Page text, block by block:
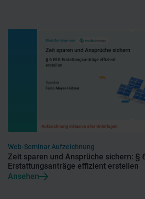
Web-Seminar Aufzeichnung
Zeit sparen und Ansprüche sichern: §
Erstattungsanträge effizient erstellen
Ansehen